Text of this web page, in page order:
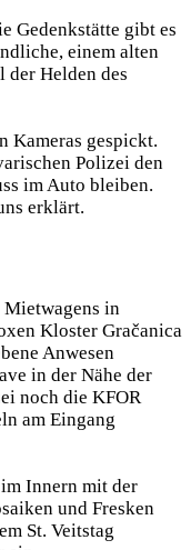
Gedenkstätte gibt es
einem alten
der Helden des
Kameras gespickt.
Polizei den
im Auto bleiben.
erklärt.
Mietwagens in
Kloster Gračanica
Anwesen
in der Nähe der
noch die KFOR
am Eingang
Innern mit der
und Fresken
St. Veitstag